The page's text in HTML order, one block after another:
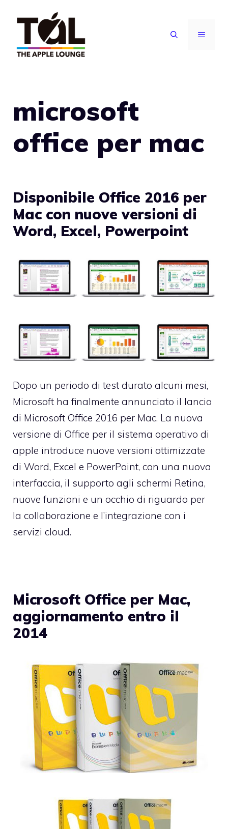
contenuto
MENU
microsoft
office per mac
Disponibile Office 2016 per
Mac con nuove versioni di
Word, Excel, Powerpoint
Dopo un periodo di test durato alcuni mesi,
Microsoft ha finalmente annunciato il lancio
di Microsoft Office 2016 per Mac. La nuova
versione di Office per il sistema operativo di
apple introduce nuove versioni ottimizzate
di Word, Excel e PowerPoint, con una nuova
interfaccia, il supporto agli schermi Retina,
nuove funzioni e un occhio di riguardo per
la collaborazione e l’integrazione con i
servizi cloud.
Microsoft Office per Mac,
aggiornamento entro il
2014